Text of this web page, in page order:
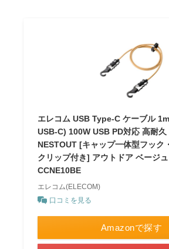
エレコム USB Type-C ケーブル
USB-C) 100W USB PD対応 高耐
NESTOUT [キャップ一体型フック
クリップ付き] アウトドア ベージ
CCNE10BE
エレコム(ELECOM)
口コミを見る
Amazonで探す